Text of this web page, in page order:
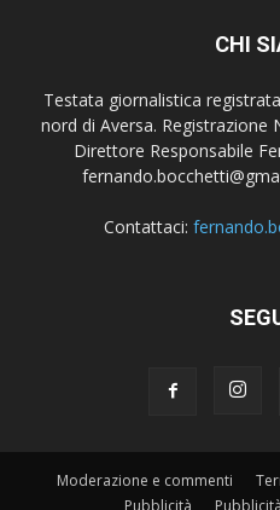
CHI
Testata giornalistica
nord di Aversa. Registrazione
Direttore Responsabile
Contattaci:
Moderazione e commenti
Pubblicità